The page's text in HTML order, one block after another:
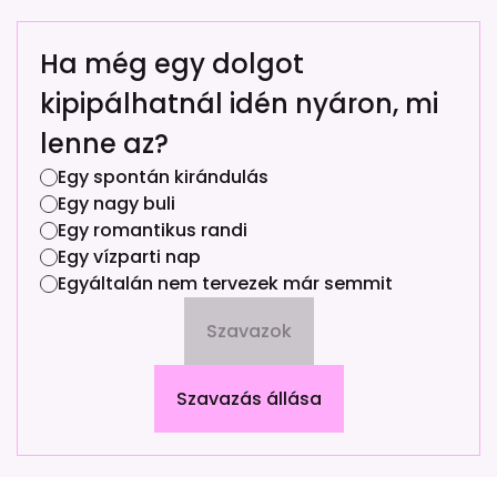
Ha még egy dolgot
kipipálhatnál idén nyáron, mi
lenne az?
Egy spontán kirándulás
Egy nagy buli
Egy romantikus randi
Egy vízparti nap
Egyáltalán nem tervezek már semmit
Szavazok
Szavazás állása